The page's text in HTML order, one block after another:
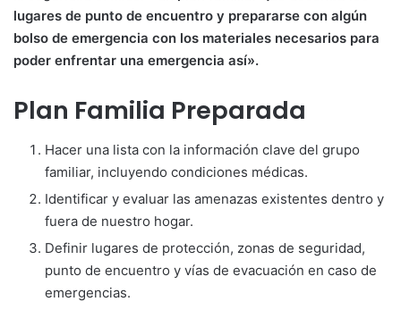
lugares de punto de encuentro y prepararse con algún
bolso de emergencia con los materiales necesarios para
poder enfrentar una emergencia así».
Plan Familia Preparada
Hacer una lista con la información clave del grupo
familiar, incluyendo condiciones médicas.
Identificar y evaluar las amenazas existentes dentro y
fuera de nuestro hogar.
Definir lugares de protección, zonas de seguridad,
punto de encuentro y vías de evacuación en caso de
emergencias.